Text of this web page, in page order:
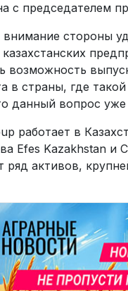
с председателем
внимание стороны
возможность
в страны, где
данный вопрос
работает в
Efes Kazakhstan и
ряд активов,